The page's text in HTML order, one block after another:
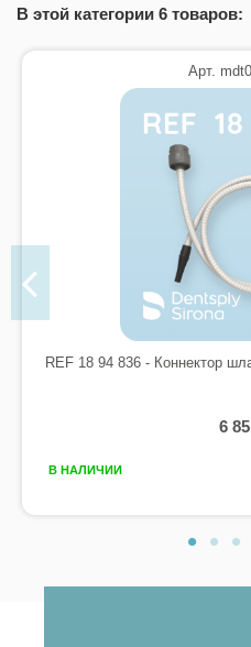
В этой категории 6 товаров:
Арт.
REF 18 94 836 - Коннектор
6
В НАЛИЧИИ